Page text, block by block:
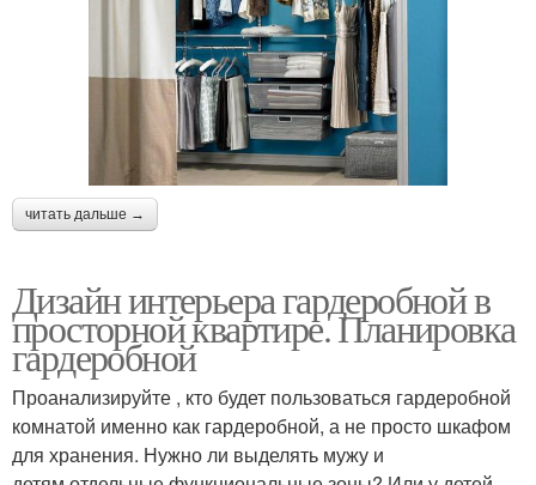
читать дальше →
Дизайн интерьера гардеробной в
просторной квартире. Планировка
гардеробной
Проанализируйте , кто будет пользоваться гардеробной
комнатой именно как гардеробной, а не просто шкафом
для хранения. Нужно ли выделять мужу и